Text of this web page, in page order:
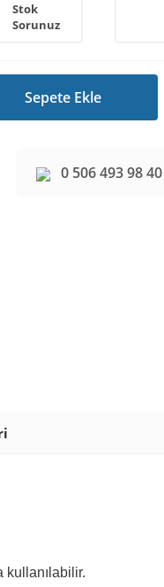
Stok
Sorunuz
Sepete Ekle
0 506 493 98 40
kullanılabilir.